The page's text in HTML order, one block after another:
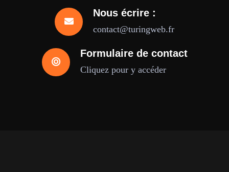
Nous écrire :
contact@turingweb.fr
Formulaire de contact
Cliquez pour y accéder